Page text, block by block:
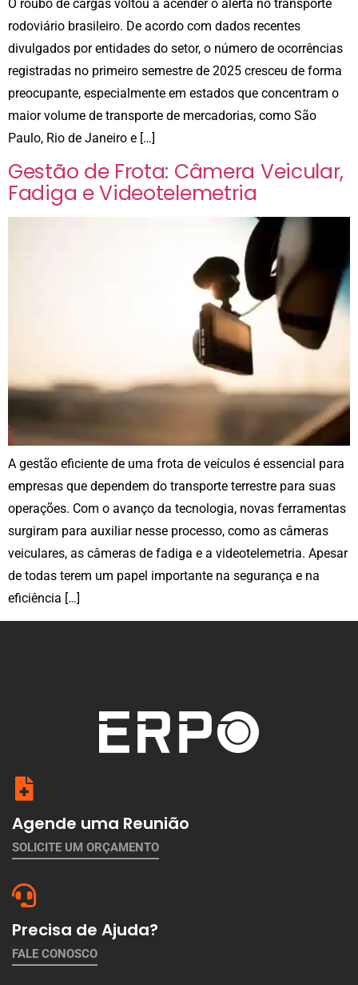
O roubo de cargas voltou a acender o alerta no transporte
rodoviário brasileiro. De acordo com dados recentes
divulgados por entidades do setor, o número de ocorrências
registradas no primeiro semestre de 2025 cresceu de forma
preocupante, especialmente em estados que concentram o
maior volume de transporte de mercadorias, como São
Paulo, Rio de Janeiro e […]
Gestão de Frota: Câmera Veicular,
Fadiga e Videotelemetria
A gestão eficiente de uma frota de veículos é essencial para
empresas que dependem do transporte terrestre para suas
operações. Com o avanço da tecnologia, novas ferramentas
surgiram para auxiliar nesse processo, como as câmeras
veiculares, as câmeras de fadiga e a videotelemetria. Apesar
de todas terem um papel importante na segurança e na
eficiência […]
Agende uma Reunião
SOLICITE UM ORÇAMENTO
Precisa de Ajuda?
FALE CONOSCO